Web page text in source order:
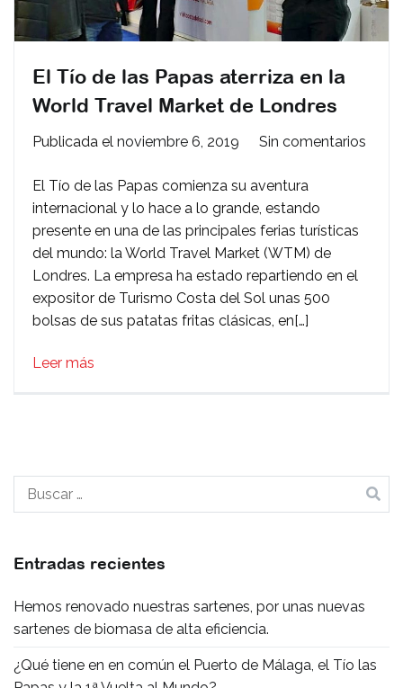
El Tío de las Papas aterriza en la
World Travel Market de Londres
Publicada el noviembre 6, 2019 Sin comentariosen
El Tío de las Papas comienza su aventura
internacional y lo hace a lo grande, estando
presente en una de las principales ferias turísticas
del mundo: la World Travel Market (WTM) de
Londres. La empresa ha estado repartiendo en el
expositor de Turismo Costa del Sol unas 500
bolsas de sus patatas fritas clásicas, en[…]
Leer más
Buscar:
Entradas recientes
Hemos renovado nuestras sartenes, por unas nuevas
sartenes de biomasa de alta eficiencia.
¿Qué tiene en en común el Puerto de Málaga, el Tío las